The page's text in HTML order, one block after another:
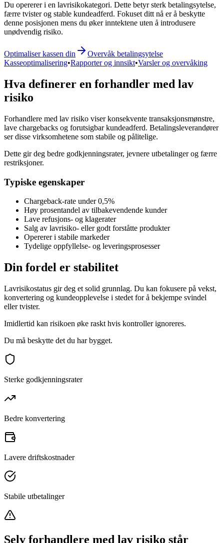
Du opererer i en lavrisikokategori. Dette betyr sterk betalingsytelse,
færre tvister og stable kundeadferd. Fokuset ditt nå er å beskytte
denne posisjonen mens du øker inntektene uten å introdusere
unødvendig risiko.
Optimaliser kassen din
Overvåk betalingsytelse
Kasseoptimalisering•Rapporter og innsikt•Varsler og overvåking
Hva definerer en forhandler med lav
risiko
Forhandlere med lav risiko viser konsekvente transaksjonsmønstre,
lave chargebacks og forutsigbar kundeadferd. Betalingsleverandører
ser disse virksomhetene som stabile og pålitelige.
Dette gir deg bedre godkjenningsrater, jevnere utbetalinger og færre
restriksjoner.
Typiske egenskaper
Chargeback-rate under 0,5%
Høy prosentandel av tilbakevendende kunder
Lave refusjons- og klagerater
Salg av lavrisiko- eller godt forståtte produkter
Opererer i stabile markeder
Tydelige oppfyllelse- og leveringsprosesser
Din fordel er stabilitet
Lavrisikostatus gir deg et solid grunnlag. Du kan fokusere på vekst,
konvertering og kundeopplevelse i stedet for å bekjempe svindel
eller tvister.
Imidlertid kan risikoen øke raskt hvis kontroller ignoreres.
Du må beskytte det du har bygget.
Sterke godkjenningsrater
Bedre konvertering
Lavere driftskostnader
Stabile utbetalinger
Selv forhandlere med lav risiko står